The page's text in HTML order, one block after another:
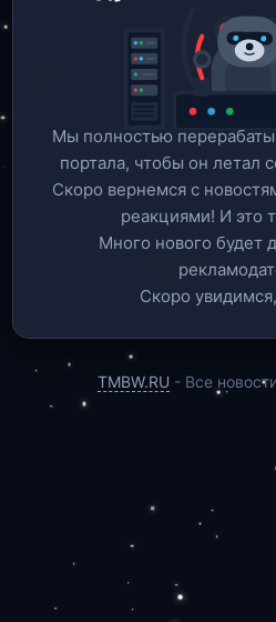
Мы полностью
портала, чтобы он летал
Скоро вернемся c
реакциями! И это
Много нового будет
Скоро
TMBW.RU - Все